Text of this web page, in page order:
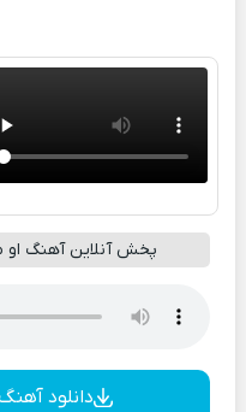
پخش آنلاین آهنگ او
دانلود آهنگ